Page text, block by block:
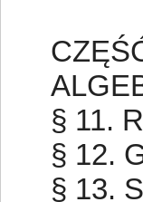
§ 11.
§ 12.
§ 13.